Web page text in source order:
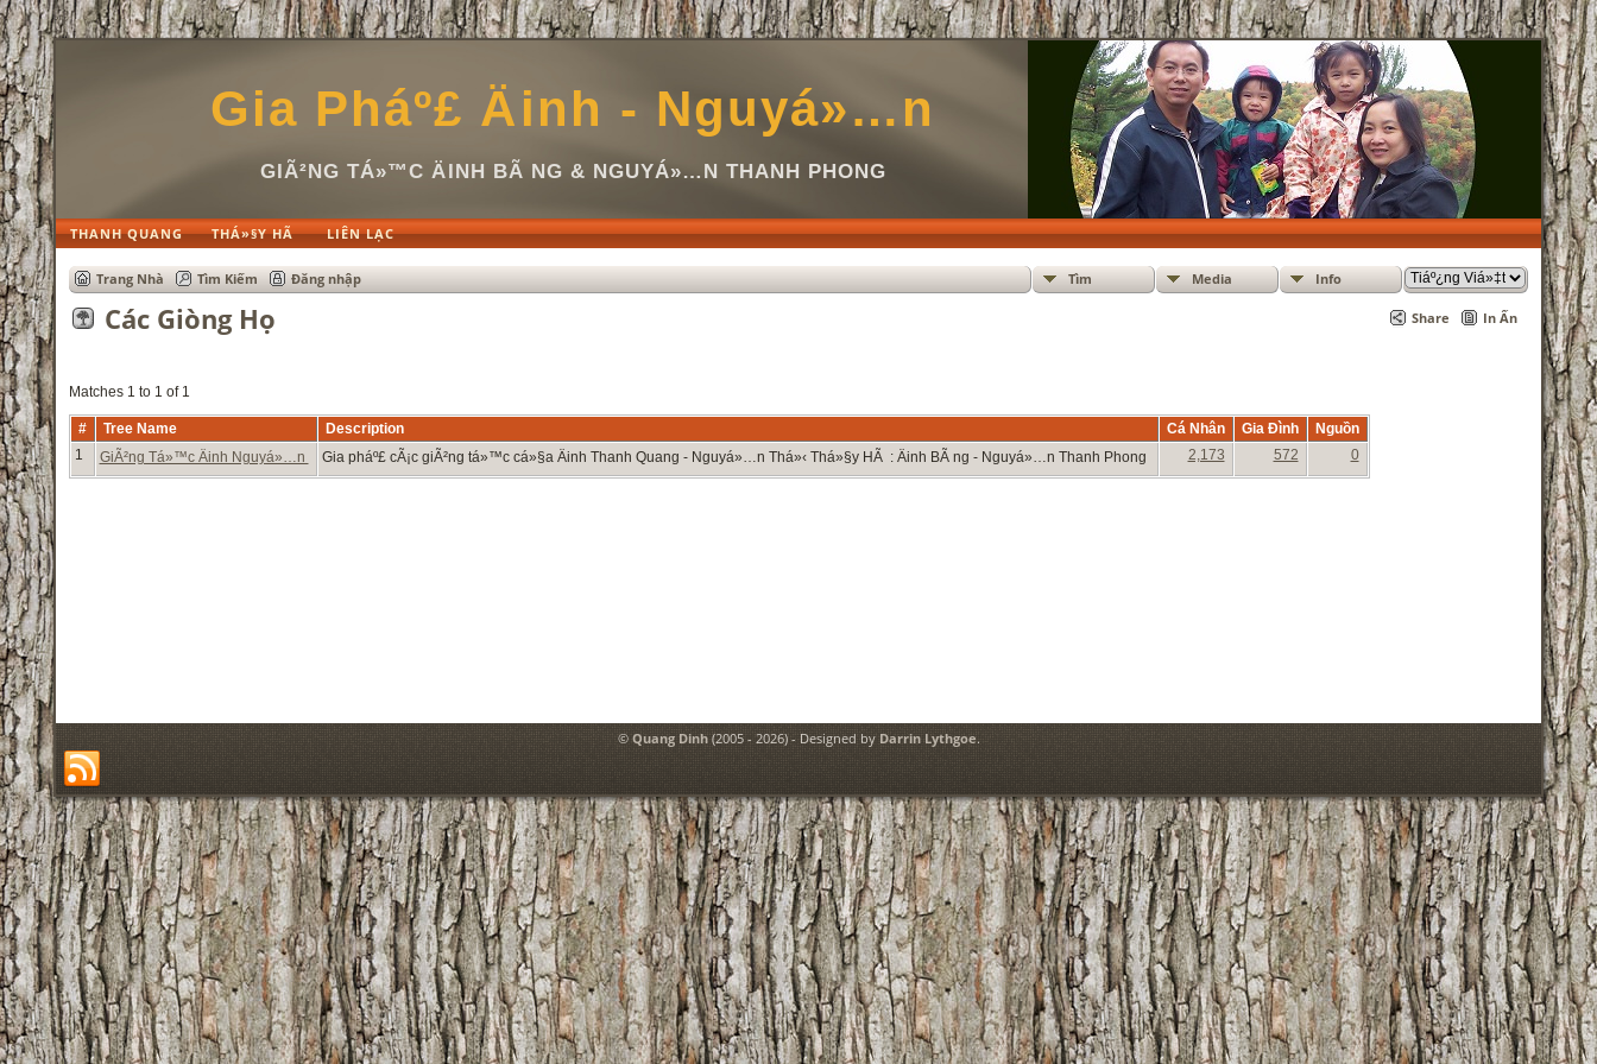
Gia Pháº£ Äinh - Nguyá»…n
GIÃ²NG TÁ»™C ÄINH BÃ NG & NGUYÁ»…N THANH PHONG
THANH QUANG THÁ»§Y HÃ LIÊN LẠC
Trang Nhà Tìm Kiếm Đăng nhập Tìm Media Info
Share In Ấn
Các Giòng Họ
Matches 1 to 1 of 1
# Tree Name Description Cá Nhân Gia Đình
Nguồn
1
GiÃ²ng Tá»™c Äinh Nguyá»…n Gia pháº£ cÃ¡c giÃ²ng tá»™c cá»§a Äinh Thanh Quang - Nguyá»…n Thá»‹ Thá»§y HÃ : Äinh BÃ ng - Nguyá»…n Thanh Phong 2,173 572 0
© Quang Dinh(2005 - 2026) - Designed by Darrin Lythgoe.